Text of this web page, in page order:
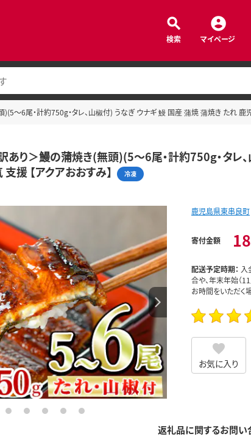
検索 マイページ
)(5～6尾・計約750g・タレ、山椒付) うなぎ ウナギ 鰻 国産 蒲焼 蒲焼き たれ 鹿
あり＞鰻の蒲焼き(無頭)(5～6尾・計約750g・タレ
援 【アクアおおすみ】
冷凍
5 6 7 8 9
鹿児島県東串良町
寄付金額
配送予定時期： 入
合や、年末年始（
お時間をいただく
お気に入り
返礼品に関するお問い